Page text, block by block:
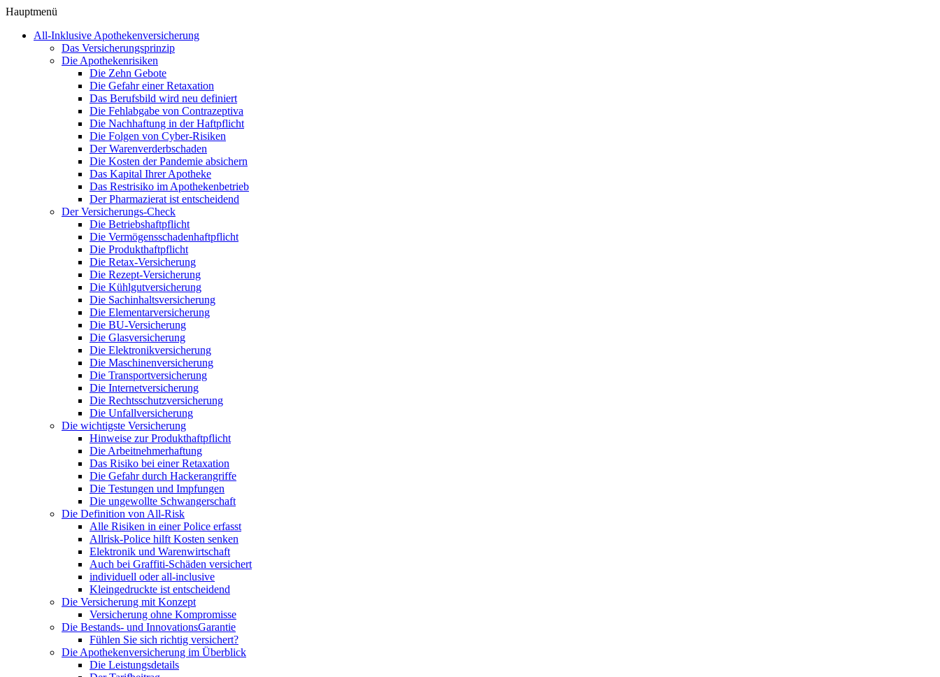
Hauptmenü
All-Inklusive Apothekenversicherung
Das Versicherungsprinzip
Die Apothekenrisiken
Die Zehn Gebote
Die Gefahr einer Retaxation
Das Berufsbild wird neu definiert
Die Fehlabgabe von Contrazeptiva
Die Nachhaftung in der Haftpflicht
Die Folgen von Cyber-Risiken
Der Warenverderbschaden
Die Kosten der Pandemie absichern
Das Kapital Ihrer Apotheke
Das Restrisiko im Apothekenbetrieb
Der Pharmazierat ist entscheidend
Der Versicherungs-Check
Die Betriebshaftpflicht
Die Vermögensschadenhaftpflicht
Die Produkthaftpflicht
Die Retax-Versicherung
Die Rezept-Versicherung
Die Kühlgutversicherung
Die Sachinhaltsversicherung
Die Elementarversicherung
Die BU-Versicherung
Die Glasversicherung
Die Elektronikversicherung
Die Maschinenversicherung
Die Transportversicherung
Die Internetversicherung
Die Rechtsschutzversicherung
Die Unfallversicherung
Die wichtigste Versicherung
Hinweise zur Produkthaftpflicht
Die Arbeitnehmerhaftung
Das Risiko bei einer Retaxation
Die Gefahr durch Hackerangriffe
Die Testungen und Impfungen
Die ungewollte Schwangerschaft
Die Definition von All-Risk
Alle Risiken in einer Police erfasst
Allrisk-Police hilft Kosten senken
Elektronik und Warenwirtschaft
Auch bei Graffiti-Schäden versichert
individuell oder all-inclusive
Kleingedruckte ist entscheidend
Die Versicherung mit Konzept
Versicherung ohne Kompromisse
Die Bestands- und InnovationsGarantie
Fühlen Sie sich richtig versichert?
Die Apothekenversicherung im Überblick
Die Leistungsdetails